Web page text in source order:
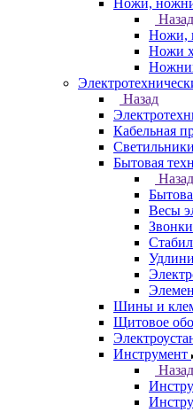
Ножи,
Назад
Ножи,
Ножи
Назад
Кабельная
Бытовая
Назад
Весы
Шины и
Щитовое
Инструмент
Назад